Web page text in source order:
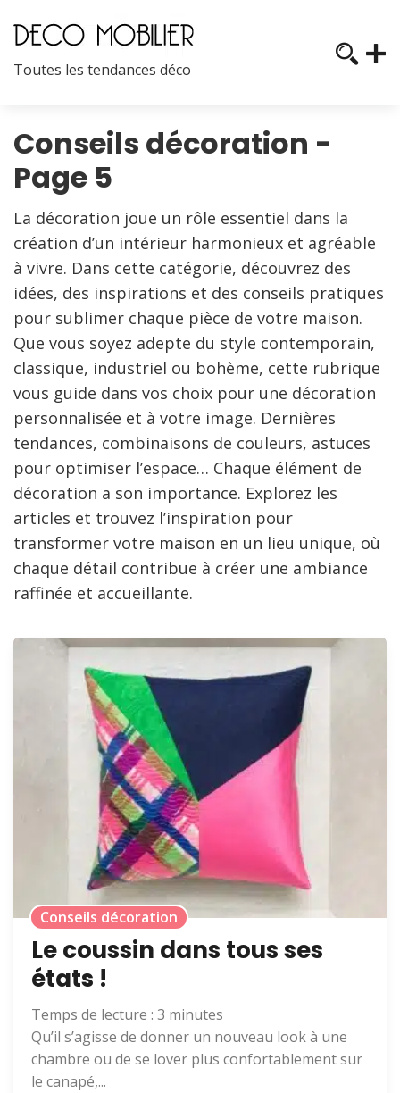
Toutes les tendances déco
Conseils décoration -
Page 5
La décoration joue un rôle essentiel dans la
création d’un intérieur harmonieux et agréable
à vivre. Dans cette catégorie, découvrez des
idées, des inspirations et des conseils pratiques
pour sublimer chaque pièce de votre maison.
Que vous soyez adepte du style contemporain,
classique, industriel ou bohème, cette rubrique
vous guide dans vos choix pour une décoration
personnalisée et à votre image. Dernières
tendances, combinaisons de couleurs, astuces
pour optimiser l’espace… Chaque élément de
décoration a son importance. Explorez les
articles et trouvez l’inspiration pour
transformer votre maison en un lieu unique, où
chaque détail contribue à créer une ambiance
raffinée et accueillante.
Conseils décoration
Le coussin dans tous ses
états !
Temps de lecture : 3 minutes
Qu’il s’agisse de donner un nouveau look à une
chambre ou de se lover plus confortablement sur
le canapé,...